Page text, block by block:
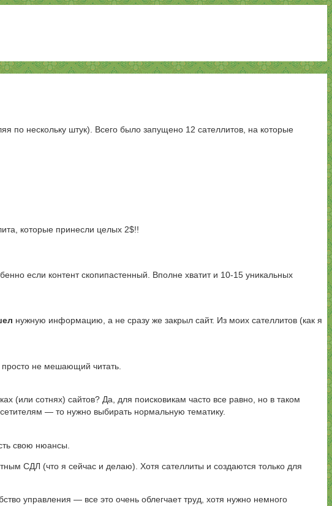
по нескольку штук). Всего было запущено 12 сателлитов, на которые
которые принесли целых 2$!!
если контент cкопипастенный. Вполне хватит и 10-15 уникальных
нужную информацию, а не сразу же закрыл сайт. Из моих сателлитов (как я
не мешающий читать.
(или сотнях) сайтов? Да, для поисковикам часто все равно, но в таком
— то нужно выбирать нормальную тематику.
свою нюансы.
СДЛ (что я сейчас и делаю). Хотя сателлиты и создаются только для
управления — все это очень облегчает труд, хотя нужно немного